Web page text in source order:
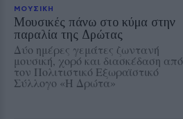
ΜΟΥΣΙΚΗ
Μουσικές πάνω στο κύμα στην
παραλία της Δρώτας
Δύο ημέρες γεμάτες ζωντανή
μουσική, χορό και διασκέδαση από
τον Πολιτιστικό Εξωραϊστικό
Σύλλογο «Η Δρώτα»